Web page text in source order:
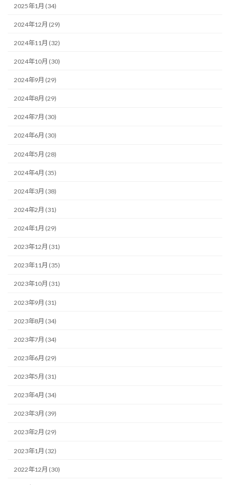
2025年1月 (34)
2024年12月 (29)
2024年11月 (32)
2024年10月 (30)
2024年9月 (29)
2024年8月 (29)
2024年7月 (30)
2024年6月 (30)
2024年5月 (28)
2024年4月 (35)
2024年3月 (38)
2024年2月 (31)
2024年1月 (29)
2023年12月 (31)
2023年11月 (35)
2023年10月 (31)
2023年9月 (31)
2023年8月 (34)
2023年7月 (34)
2023年6月 (29)
2023年5月 (31)
2023年4月 (34)
2023年3月 (39)
2023年2月 (29)
2023年1月 (32)
2022年12月 (30)